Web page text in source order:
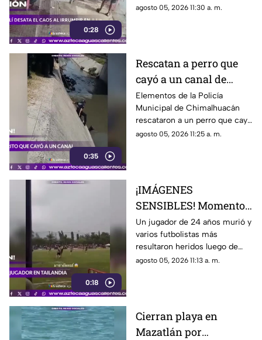
0:28
Pathanamthitta, Kerala, India,
agosto 05, 2026 11:30 a. m.
0:35
Rescatan a perro que
cayó a un canal de
aguas negras en
Chimalhuacán
Elementos de la Policía
Municipal de Chimalhuacán
rescataron a un perro que cayó
a un canal de aguas negras,
agosto 05, 2026 11:25 a. m.
0:18
¡IMÁGENES
SENSIBLES! Momento
en el que rayo cae
durante partido de
fútbol y mata a jugador
Un jugador de 24 años murió y
varios futbolistas más
resultaron heridos luego de
que un rayo impactara el
agosto 05, 2026 11:13 a. m.
Cierran playa en
Mazatlán por